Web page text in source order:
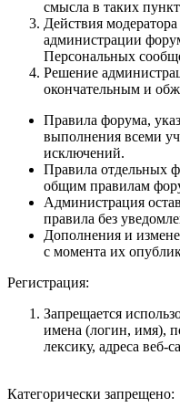
смысла в таких
Действия
администрации
Персональных
Решение
окончательным и
Правила форума,
выполнения всеми
исключений.
Правила отдельных
общим правилам
Администрация
правила без
Дополнения и
с момента их
Регистрация:
Запрещается
имена (логин, имя),
лексику, адреса веб-
Категорически запрещено: